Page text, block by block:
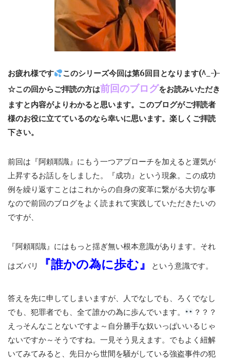
お疲れ様です
このシリーズ今回は第6回目となります(^_-)-
☆この回からご拝読の方は前回のブログをお読みいただき
ますと内容がよりわかると思います。このブログがご拝読者
様のお役に立てているのなら幸いに思います。楽しくご拝読
下さい。
前回は『阿頼耶識』にもう一つアプローチを加えると運気が
上昇するお話しをしました。『成功』という現象。この成功
例を繰り返すことはこれからの自身の変革に繋がる大切な事
なので前回のブログをよく読まれて実践していただきたいの
ですが、
『阿頼耶識』にはもっと揺ぎ無い根本意識があります。それ
はズバリ
『誰かの為に歩む』 という意識です。
答えを先に申してしまいますが、人でなしでも、ろくでなし
でも、犯罪者でも、全て誰かの為に歩んでいます。
？？？
えっそんなことないですよ～自分勝手な奴いっぱいいるじゃ
ないですか～そうですね。一見そう見えます。でもよく紐解
いてみてみると、先日から世間を騒がしている強盗事件の犯